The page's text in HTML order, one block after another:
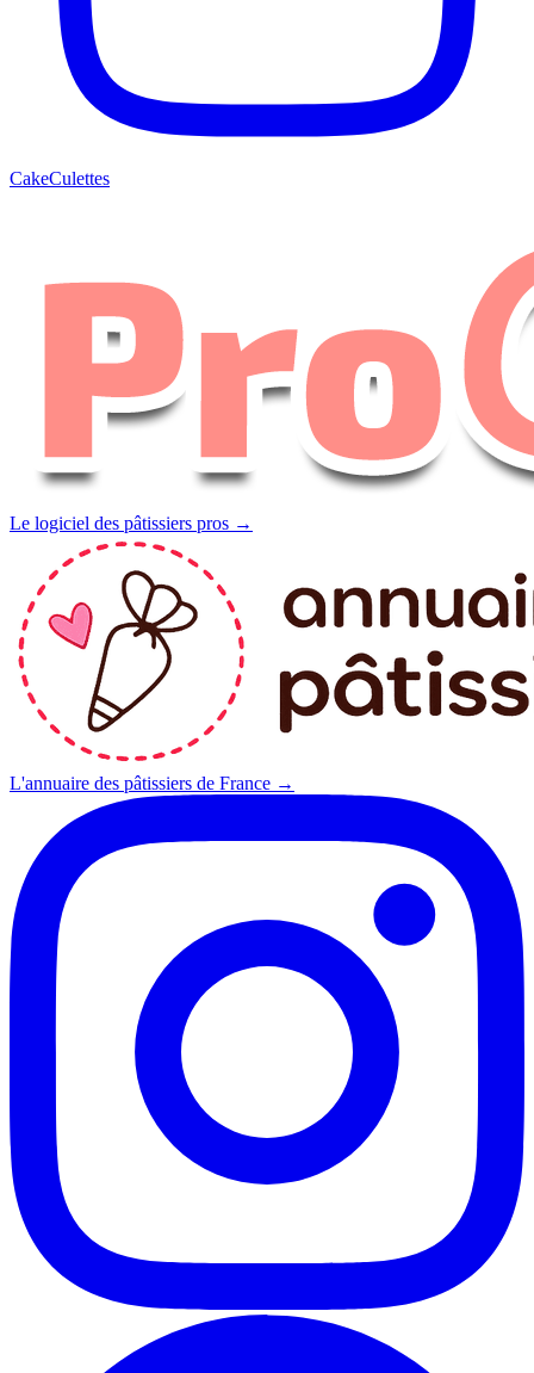
CakeCulettes
Le logiciel des pâtissiers pros →
L'annuaire des pâtissiers de France →